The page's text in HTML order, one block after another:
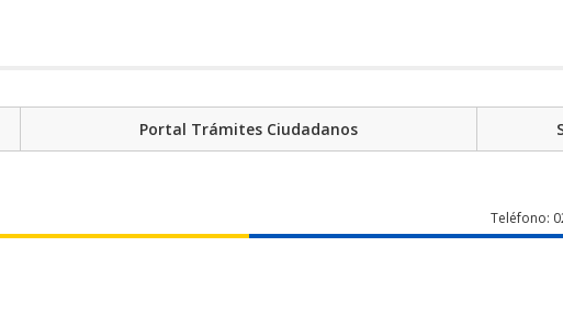
Portal Trámites Ciudadanos
Teléfono: